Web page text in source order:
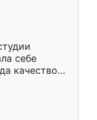
себе
качеством
уже почти